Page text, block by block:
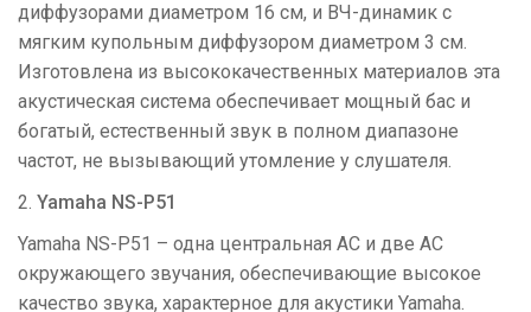
диффузорами диаметром 16 см, и ВЧ-динамик с
мягким купольным диффузором диаметром 3 см.
Изготовлена из высококачественных материалов эта
акустическая система обеспечивает мощный бас и
богатый, естественный звук в полном диапазоне
частот, не вызывающий утомление у слушателя.
2. Yamaha NS-P51
Yamaha NS-P51 – одна центральная АС и две АС
окружающего звучания, обеспечивающие высокое
качество звука, характерное для акустики Yamaha.